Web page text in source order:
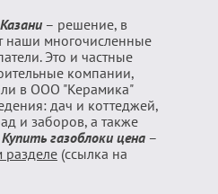
– решение, в
наши многочисленные
Это и частные
компании,
в ООО "Керамика"
дач и коттеджей,
и заборов, а также
Купить газоблоки цена –
разделе (ссылка на